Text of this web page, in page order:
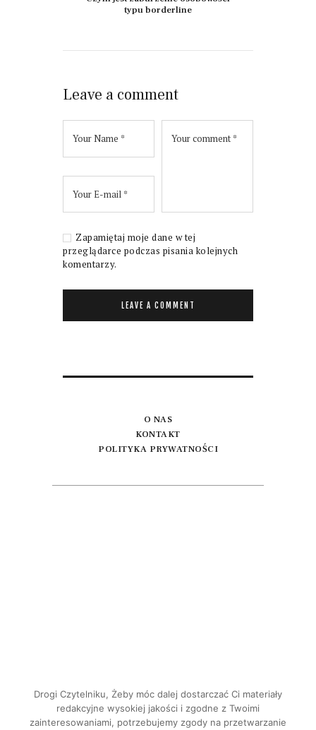
typu borderline
Leave a comment
Zapamiętaj moje dane w tej
przeglądarce podczas pisania kolejnych
komentarzy.
O NAS
KONTAKT
POLITYKA PRYWATNOŚCI
Drogi Czytelniku, Żeby móc dalej dostarczać Ci materiały
redakcyjne wysokiej jakości i zgodne z Twoimi
zainteresowaniami, potrzebujemy zgody na przetwarzanie